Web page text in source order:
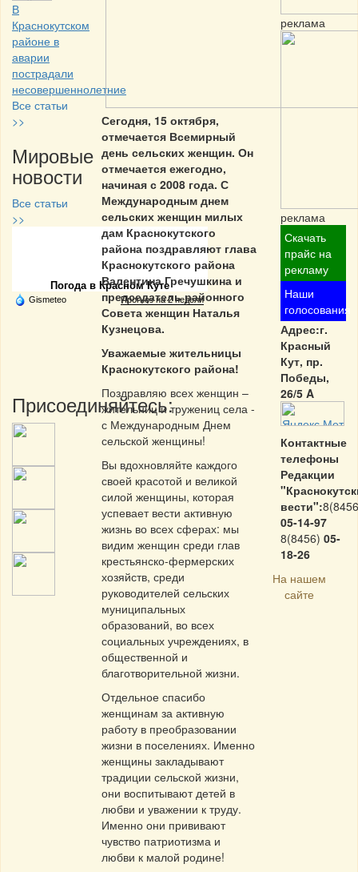
В
Краснокутском
районе в
аварии
пострадали
несовершеннолетние
Все статьи
>>
Мировые
новости
Все статьи
>>
Частная реклама
Погода в Красном Куте
Gismeteo Прогноз на 2 недели
Присоединяйтесь:
Сегодня, 15 октября,
отмечается Всемирный
день сельских женщин. Он
отмечается ежегодно,
начиная с 2008 года. С
Международным днем
сельских женщин милых
дам Краснокутского
района поздравляют глава
Краснокутского района
Валентина Гречушкина и
председатель районного
Совета женщин Наталья
Кузнецова.
Уважаемые жительницы
Краснокутского района!
Поздравляю всех женщин –
жительниц и тружениц села -
с Международным Днем
сельской женщины!
Вы вдохновляйте каждого
своей красотой и великой
силой женщины, которая
успевает вести активную
жизнь во всех сферах: мы
видим женщин среди глав
крестьянско-фермерских
хозяйств, среди
руководителей сельских
муниципальных
образований, во всех
социальных учреждениях, в
общественной и
благотворительной жизни.
Отдельное спасибо
женщинам за активную
работу в преобразовании
жизни в поселениях. Именно
женщины закладывают
традиции сельской жизни,
они воспитывают детей в
любви и уважении к труду.
Именно они прививают
чувство патриотизма и
любви к малой родине!
реклама
реклама
Скачать
прайс на
рекламу
Наши
голосования
Адрес:г.
Красный
Кут, пр.
Победы,
26/5 A
Контактные
телефоны
Редакции
вести":
05-14-97
8(8456) 05-
18-26
На нашем
сайте